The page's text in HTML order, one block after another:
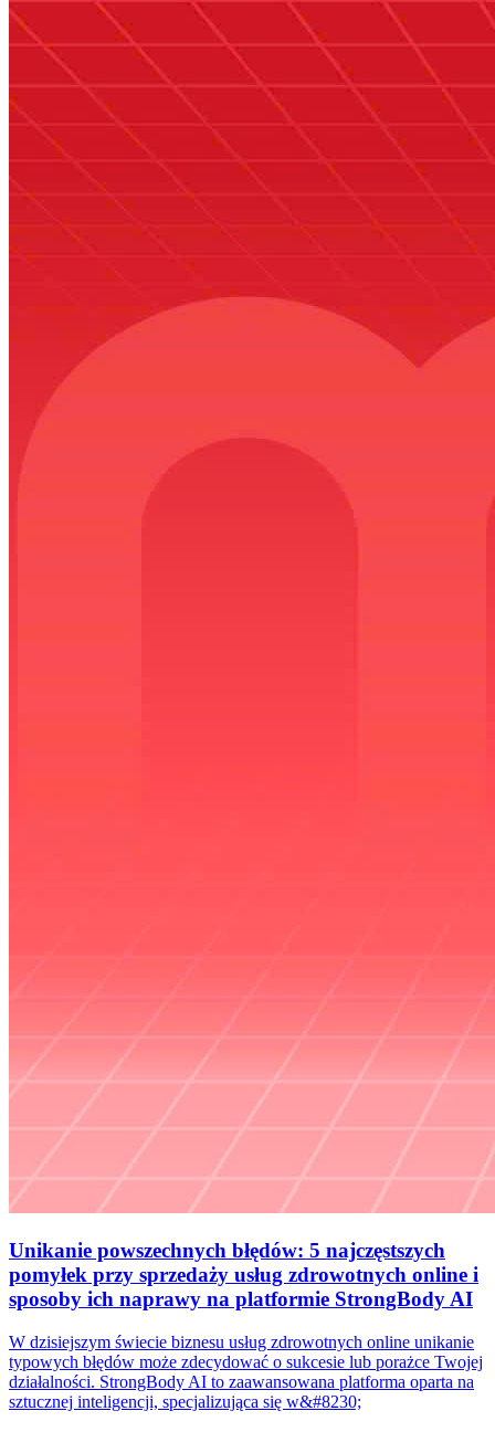
Unikanie powszechnych błędów: 5 najczęstszych
pomyłek przy sprzedaży usług zdrowotnych online i
sposoby ich naprawy na platformie StrongBody AI
W dzisiejszym świecie biznesu usług zdrowotnych online unikanie
typowych błędów może zdecydować o sukcesie lub porażce Twojej
działalności. StrongBody AI to zaawansowana platforma oparta na
sztucznej inteligencji, specjalizująca się w&#8230;